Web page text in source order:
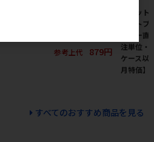
参考上代
879円
［ペッ
ペット
ーカー
注単位・
ケース以
月特価】
すべてのおすすめ商品を見る